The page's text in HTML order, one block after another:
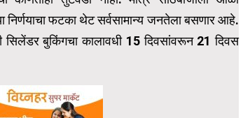
निर्णयाचा फटका थेट सर्वसामान्य जनतेला बसणार आहे.
सिलेंडर बुकिंगचा कालावधी 15 दिवसांवरून 21 दिवस